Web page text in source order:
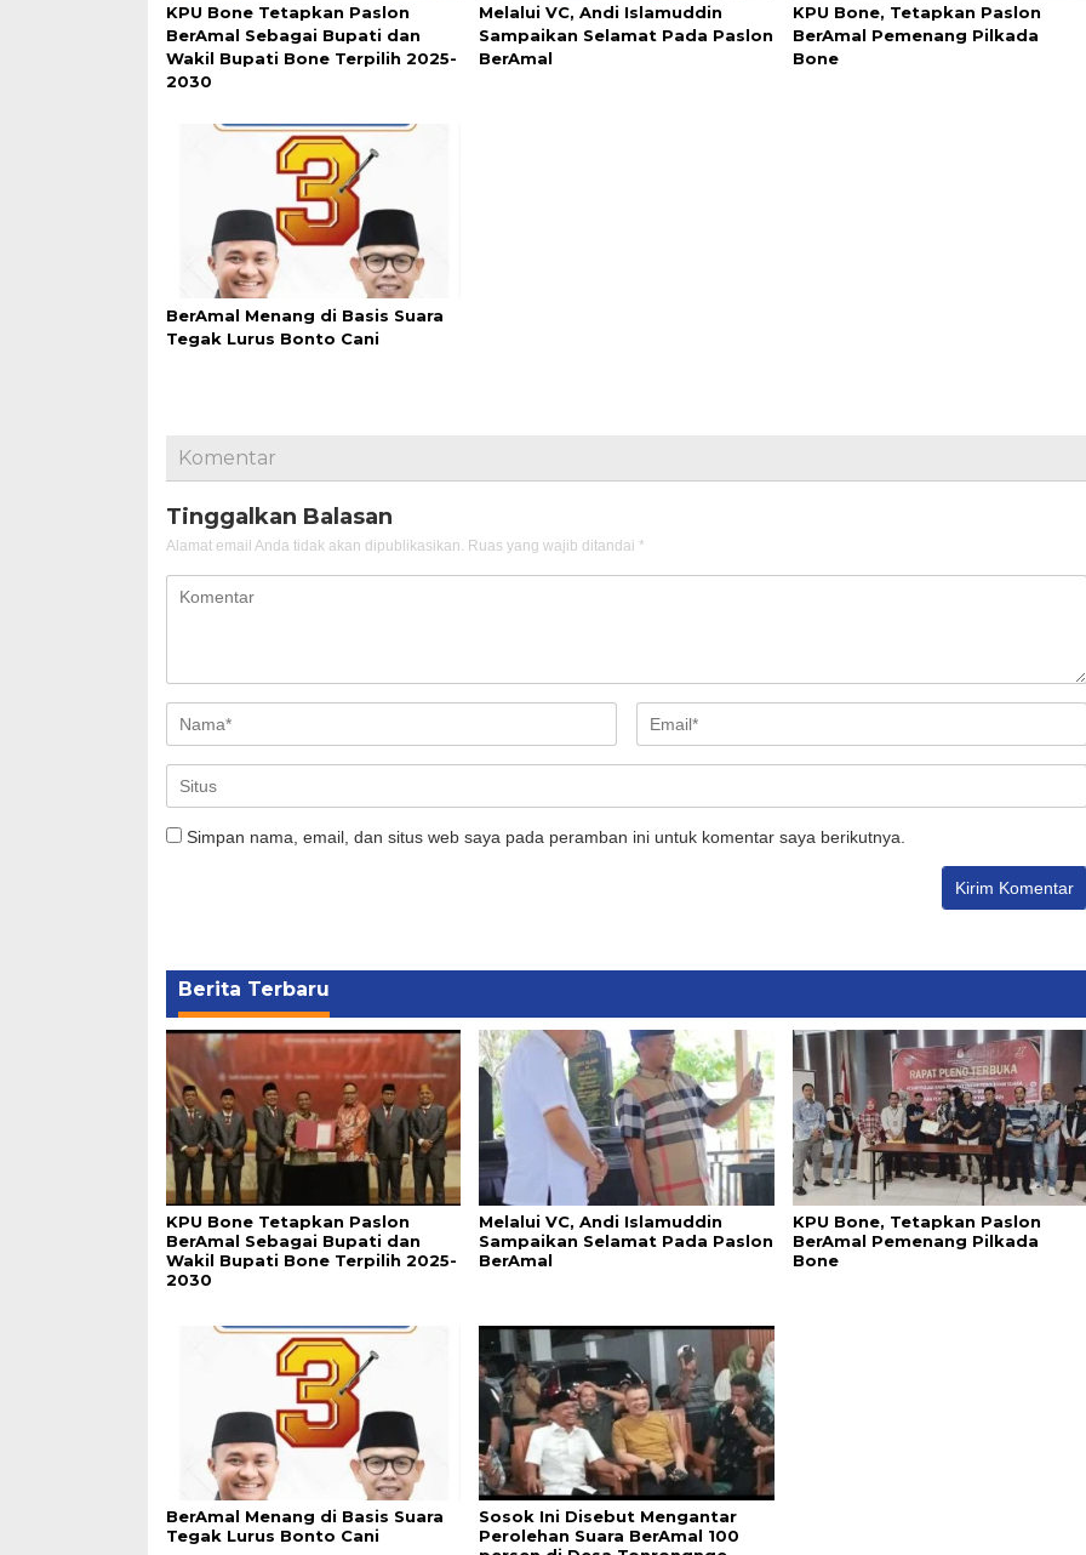
KPU Bone Tetapkan Paslon
BerAmal Sebagai Bupati dan
Wakil Bupati Bone Terpilih 2025-
2030
Melalui VC, Andi Islamuddin
Sampaikan Selamat Pada Paslon
BerAmal
KPU Bone, Tetapkan Paslon
BerAmal Pemenang Pilkada
Bone
BerAmal Menang di Basis Suara
Tegak Lurus Bonto Cani
Komentar
Tinggalkan Balasan
Alamat email Anda tidak akan dipublikasikan. Ruas yang wajib ditandai *
Simpan nama, email, dan situs web saya pada peramban ini untuk komentar saya berikutnya.
Berita Terbaru
KPU Bone Tetapkan Paslon
BerAmal Sebagai Bupati dan
Wakil Bupati Bone Terpilih 2025-
2030
Melalui VC, Andi Islamuddin
Sampaikan Selamat Pada Paslon
BerAmal
KPU Bone, Tetapkan Paslon
BerAmal Pemenang Pilkada
Bone
BerAmal Menang di Basis Suara
Tegak Lurus Bonto Cani
Sosok Ini Disebut Mengantar
Perolehan Suara BerAmal 100